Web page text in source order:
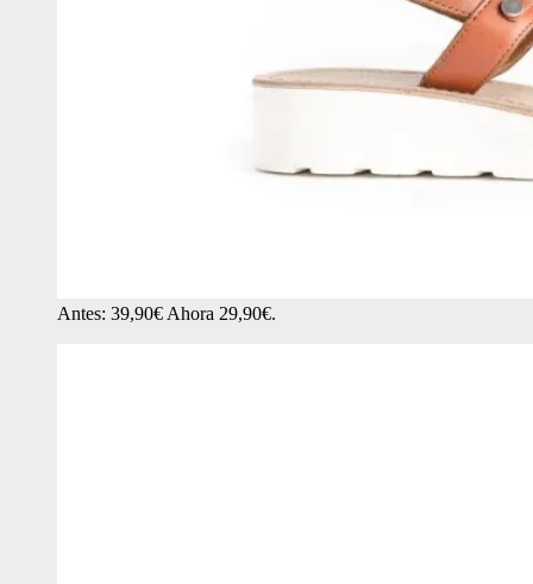
Antes: 39,90€ Ahora 29,90€.